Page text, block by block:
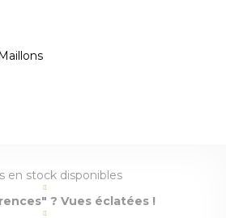
en stock disponibles
? Vues éclatées !